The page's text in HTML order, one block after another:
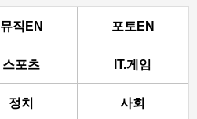
뮤직EN 포토EN
스포츠 IT.게임
정치 사회